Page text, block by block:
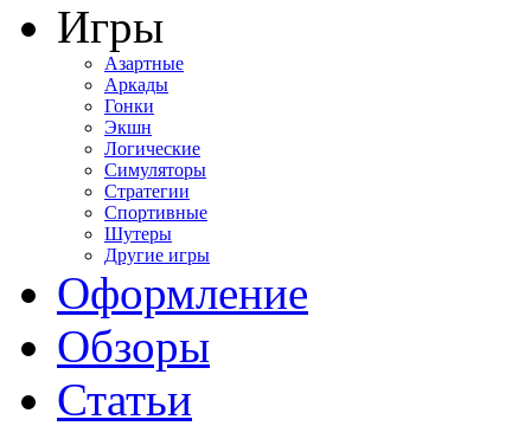
Игры
Азартные
Аркады
Гонки
Экшн
Логические
Симуляторы
Стратегии
Спортивные
Шутеры
Другие игры
Оформление
Обзоры
Статьи